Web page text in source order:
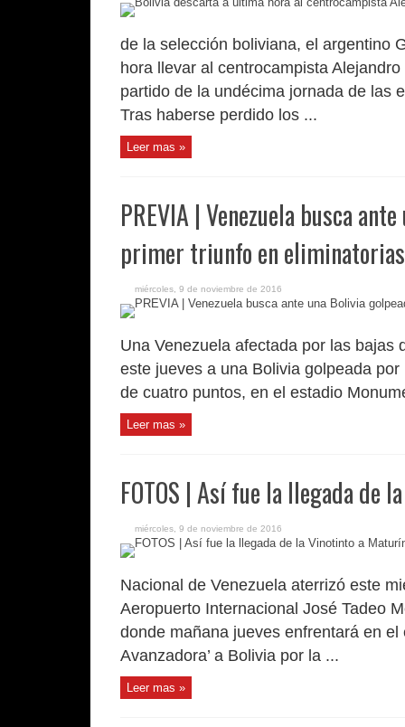
de la selección boliviana, el argentino
hora llevar al centrocampista
partido de la undécima jornada de las
Tras haberse perdido los ...
Leer mas »
PREVIA | Venezuela busca
primer triunfo en eliminatorias
miércoles, 9 de noviembre de 2016
Una Venezuela afectada por las bajas
este jueves a una Bolivia golpeada
de cuatro puntos, en el estadio
Leer mas »
FOTOS | Así fue la llegada de
miércoles, 9 de noviembre de 2016
Nacional de Venezuela aterrizó este
Aeropuerto Internacional José Tadeo
donde mañana jueves enfrentará en el
Avanzadora’ a Bolivia por la ...
Leer mas »